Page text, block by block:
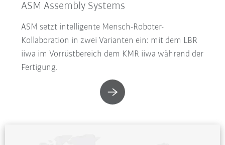
ASM Assembly Systems
ASM setzt intelligente Mensch-Roboter-
Kollaboration in zwei Varianten ein: mit dem LBR
iiwa im Vorrüstbereich dem KMR iiwa während der
Fertigung.